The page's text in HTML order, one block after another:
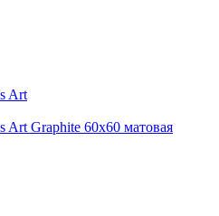
Art
Art Graphite 60x60 матовая